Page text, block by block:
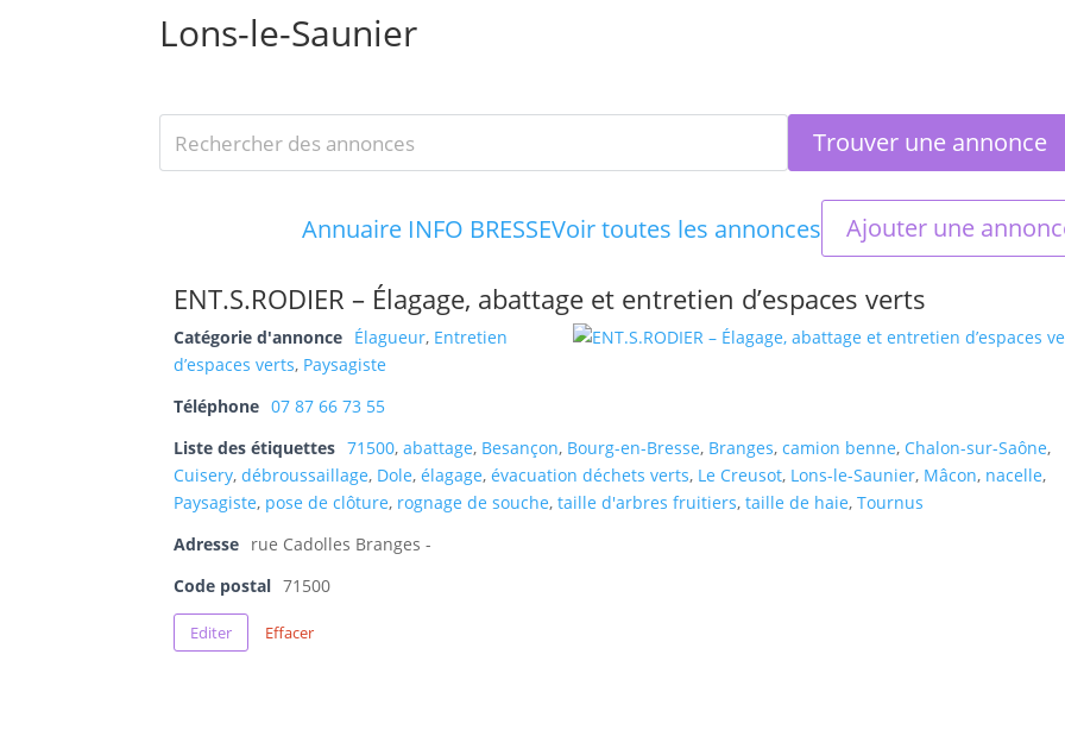
Lons-le-Saunier
Annuaire INFO BRESSEVoir toutes les annonces Ajouter une
ENT.S.RODIER – Élagage, abattage et entretien d’espaces verts
Catégorie d'annonce Élagueur, Entretien
d’espaces verts, Paysagiste
Téléphone 07 87 66 73 55
Liste des étiquettes 71500,abattage, Besançon, Bourg-en-Bresse, Branges,camion benne, Chalon-sur-Saône,
Cuisery,débroussaillage, Dole,élagage,évacuation déchets verts, Le Creusot, Lons-le-Saunier, Mâcon, nacelle,
Paysagiste, pose de clôture, rognage de souche,taille d'arbres fruitiers,taille de haie,Tournus
Adresse rue Cadolles Branges -
Code postal 71500
Editer Effacer